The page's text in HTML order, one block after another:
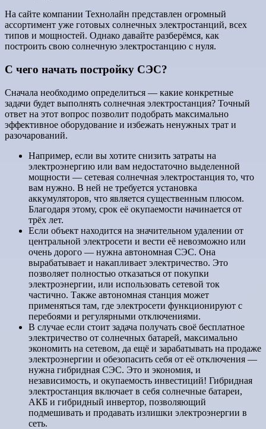
На сайте компании Технолайн представлен огромный
ассортимент уже готовых солнечных электростанций, всех
типов и мощностей. Однако давайте разберёмся, как
построить свою солнечную электростанцию с нуля.
С чего начать постройку СЭС?
Сначала необходимо определиться — какие конкретные
задачи будет выполнять солнечная электростанция? Точный
ответ на этот вопрос позволит подобрать максимально
эффективное оборудование и избежать ненужных трат и
разочарований.
Например, если вы хотите снизить затраты на
электроэнергию или вам недостаточно выделенной
мощности — сетевая солнечная электростанция то, что
вам нужно. В ней не требуется установка
аккумуляторов, что является существенным плюсом.
Благодаря этому, срок её окупаемости начинается от
трёх лет.
Если объект находится на значительном удалении от
центральной электросети и вести её невозможно или
очень дорого — нужна автономная СЭС. Она
вырабатывает и накапливает электричество. Это
позволяет полностью отказаться от покупки
электроэнергии, или использовать сетевой ток
частично. Также автономная станция может
применяться там, где электросети функционируют с
перебоями и регулярными отключениями.
В случае если стоит задача получать своё бесплатное
электричество от солнечных батарей, максимально
экономить на сетевом, да ещё и зарабатывать на продаже
электроэнергии и обезопасить себя от её отключения —
нужна гибридная СЭС. Это и экономия, и
независимость, и окупаемость инвестиций! Гибридная
электростанция включает в себя солнечные батареи,
АКБ и гибридный инвертор, позволяющий
подмешивать и продавать излишки электроэнергии в
сеть.